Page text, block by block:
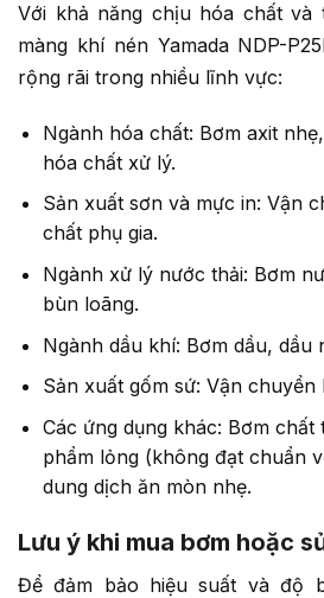
Với khả năng chịu hóa chất và
màng khí nén Yamada NDP-
rộng rãi trong nhiều lĩnh vực:
Ngành hóa chất: Bơm axit
hóa chất xử lý.
Sản xuất sơn và mực in: Vận
chất phụ gia.
Ngành xử lý nước thải: Bơm
bùn loãng.
Ngành dầu khí: Bơm dầu, dầu
Sản xuất gốm sứ: Vận chuyển
Các ứng dụng khác: Bơm
phẩm lỏng (không đạt chuẩn
dung dịch ăn mòn nhẹ.
Lưu ý khi mua bơm hoặc
Để đảm bảo hiệu suất và độ